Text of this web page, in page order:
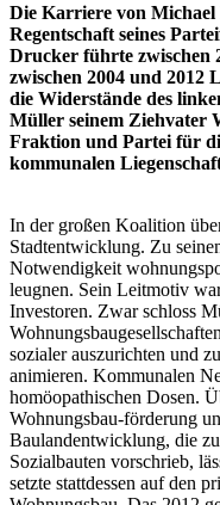
Die Karriere von
Regentschaft seines
Drucker führte zwischen
zwischen 2004 und 2012
die Widerstände des
Müller seinem Ziehvater
Fraktion und Partei für
kommunalen
In der großen Koalition
Stadtentwicklung. Zu
Notwendigkeit
leugnen. Sein Leitmotiv
Investoren. Zwar schloss
sozialer auszurichten und
animieren. Kommunalen
homöopathischen Dosen.
Wohnungsbau-förderung
Baulandentwicklung, die
Sozialbauten vorschrieb,
setzte stattdessen auf den